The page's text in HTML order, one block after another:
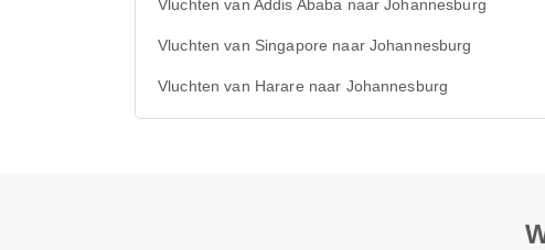
Vluchten van Addis Ababa naar Johannesburg
Vluchten van Singapore naar Johannesburg
Vluchten van Harare naar Johannesburg